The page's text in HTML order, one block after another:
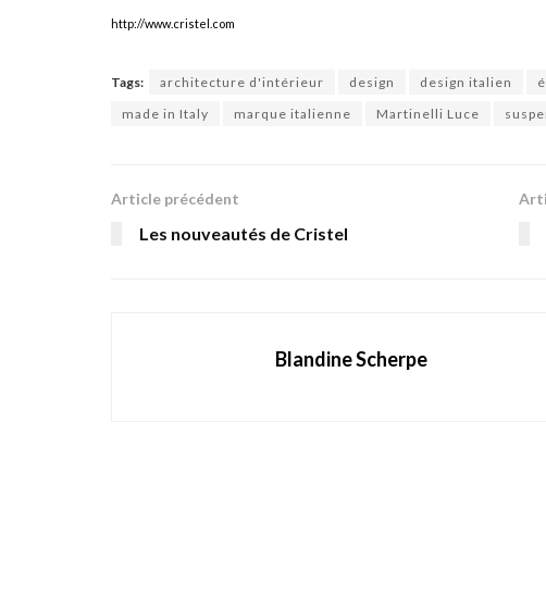
http://www.cristel.com
Tags: architecture d'intérieur design design italien
made in Italy
marque italienne Martinelli Luce
Article précédent
Les nouveautés de Cristel
Blandine Scherpe